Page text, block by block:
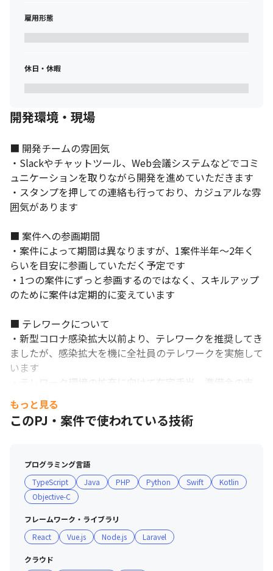
事ができます。
雇用形態
休日・休暇
開発環境・現場
■ 開発チームの雰囲気
・Slackやチャットツール、Web会議システムなどでコミ
ュニケーションを取りながら開発を進めていただきます
・スタンプを押しての連絡も行っており、カジュアルな雰
囲気があります
■ 案件への参画期間
・案件によって期間は異なりますが、1案件半年～2年く
らいを目安に参画していただく予定です
・1つの案件にずっと参画するのではなく、スキルアップ
のために案件は定期的に変えています
■ テレワークについて
・新型コロナ感染拡大以前より、テレワークを推奨してき
ましたが、感染拡大を機に全社員のテレワークを実施して
います
・テレワーク環境の拡充に向けて在宅手当、準備金の支
給、リモ飲み手当の導入など状況に合わせた制度を導入し
続けています
・感染拡大収束後については、テレワークをベースとして
■ ZEROLABOでレベルアップ
・参加自由な技術習得の場としてZEROLABOがあります
・最新言語の現況や、チームを組んでのアプリ作成など自
由にスキルアップできる環境があります
・アプリを提案して会社に導入することで報酬を得た実例
もあります
もっと見る
このPJ・案件で使われている技術
プログラミング言語
TypeScript
Java PHP Python Swift
Kotlin
Objective-C
フレームワーク・ライブラリ
React
Vue.js Node.js Laravel
クラウド